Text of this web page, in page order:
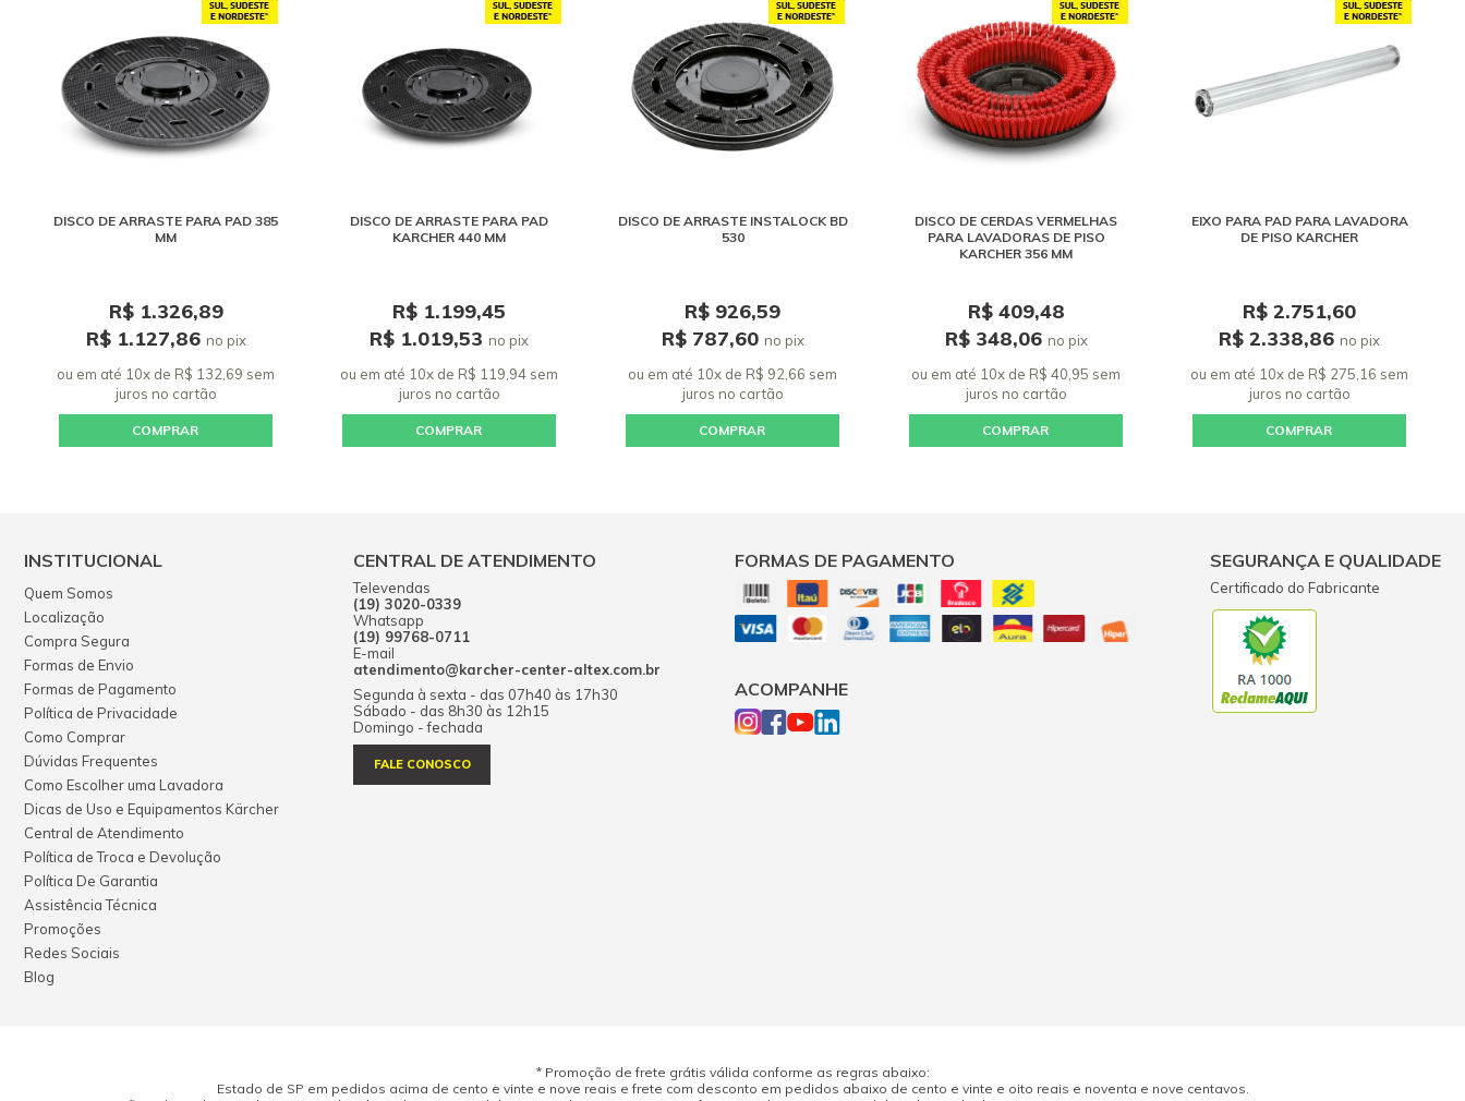
DISCO DE ARRASTE PARA PAD 385
MM
R$ 1.326,89
R$ 1.127,86 no pix
ou em até 10x de R$ 132,69 sem
juros no cartão
COMPRAR
DISCO DE ARRASTE PARA PAD
KARCHER 440 MM
R$ 1.199,45
R$ 1.019,53 no pix
ou em até 10x de R$ 119,94 sem
juros no cartão
COMPRAR
DISCO DE ARRASTE INSTALOCK BD
530
R$ 926,59
R$ 787,60 no pix
ou em até 10x de R$ 92,66 sem
juros no cartão
COMPRAR
DISCO DE CERDAS VERMELHAS
PARA LAVADORAS DE PISO
KARCHER 356 MM
R$ 409,48
R$ 348,06 no pix
ou em até 10x de R$ 40,95 sem
juros no cartão
COMPRAR
EIXO PARA PAD PARA LAVADORA
DE PISO KARCHER
R$ 2.751,60
R$ 2.338,86 no pix
ou em até 10x de R$ 275,16 sem
juros no cartão
COMPRAR
INSTITUCIONAL
Quem Somos
Localização
Compra Segura
Formas de Envio
Formas de Pagamento
Política de Privacidade
Como Comprar
Dúvidas Frequentes
Como Escolher uma Lavadora
Dicas de Uso e Equipamentos Kärcher
Central de Atendimento
Política de Troca e Devolução
Política De Garantia
Assistência Técnica
Promoções
Redes Sociais
Blog
CENTRAL DE ATENDIMENTO
Televendas
(19) 3020-0339
Whatsapp
(19) 99768-0711
E-mail
atendimento@karcher-center-altex.com.br
Segunda à sexta - das 07h40 às 17h30
Sábado - das 8h30 às 12h15
Domingo - fechada
FALE CONOSCO
FORMAS DE PAGAMENTO
ACOMPANHE
SEGURANÇA E QUALIDADE
Certificado do Fabricante
* Promoção de frete grátis válida conforme as regras abaixo:
Estado de SP em pedidos acima de cento e vinte e nove reais e frete com desconto em pedidos abaixo de cento e vinte e oito reais e noventa e nove centavos.